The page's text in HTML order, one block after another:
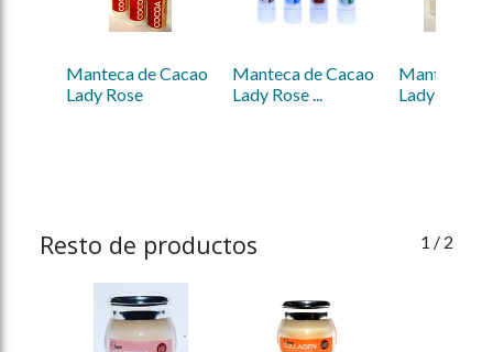
Manteca de Cacao
Lady Rose
Manteca de Cacao
Lady Rose ...
Manteca
Lady Rose ...
Resto de productos 1 / 2